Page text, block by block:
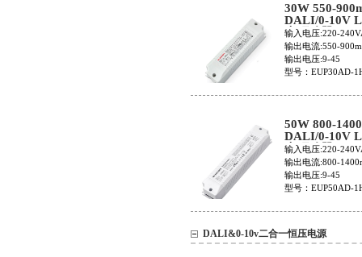
30W 550-
DALI/0-10V
光驱动器
1HMC-M
输入电压:220-
输出电流:550-
输出电压:9-45
型号：EUP30AD-
50W 800-
DALI/0-10V
光驱动器
1HMC-L
输入电压:220-
输出电流:800-
输出电压:9-45
型号：EUP50AD-
DALI&0-10v二合一恒压电源